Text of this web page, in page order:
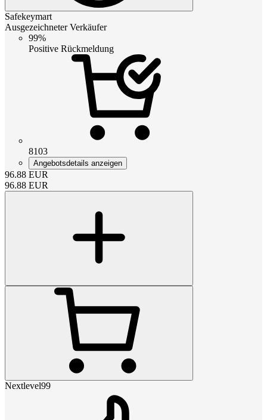
Safekeymart
Ausgezeichneter Verkäufer
99%
Positive Rückmeldung
8103
Angebotsdetails anzeigen
96.88 EUR
96.88 EUR
Nextlevel99